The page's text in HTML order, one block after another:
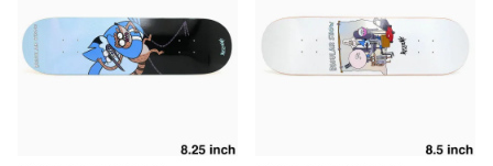
8.8inch
8.9inch
8.9inch
9.0inch以上
75mm
110mm
29.5cm
30cm